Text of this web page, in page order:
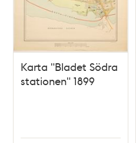
Karta "Bladet Södra
stationen" 1899